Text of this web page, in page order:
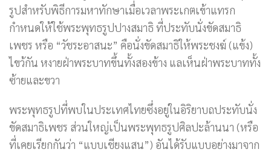
รูปสำหรับพิธีการมหาทักษาเมื่อเวลาพระเกตเข้าแทรก
กำหนดให้ใช้พระพุทธรูปปางสมาธิ ที่ประทับนั่งขัดสมาธิ
เพชร หรือ “วัชระอาสนะ” คือนั่งขัดสมาธิให้พระชงฆ์ (แข้ง)
ไขว้กัน หงายฝ่าพระบาทขึ้นทั้งสองข้าง แลเห็นฝ่าพระบาททั้ง
ซ้ายและขวา
พระพุทธรูปที่พบในประเทศไทยซึ่งอยู่ในอิริยาบถประทับนั่ง
ขัดสมาธิเพชร ส่วนใหญ่เป็นพระพุทธรูปศิลปะล้านนา (หรือ
ที่เคยเรียกกันว่า “แบบเชียงแสน”) อันได้รับแบบอย่างมาจาก